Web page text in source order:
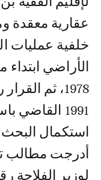
عقارية معقدة
خلفية عمليات
1991
استكمال البحث
أدرجت مطالب